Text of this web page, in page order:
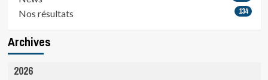
Nos résultats 134
Archives
2026